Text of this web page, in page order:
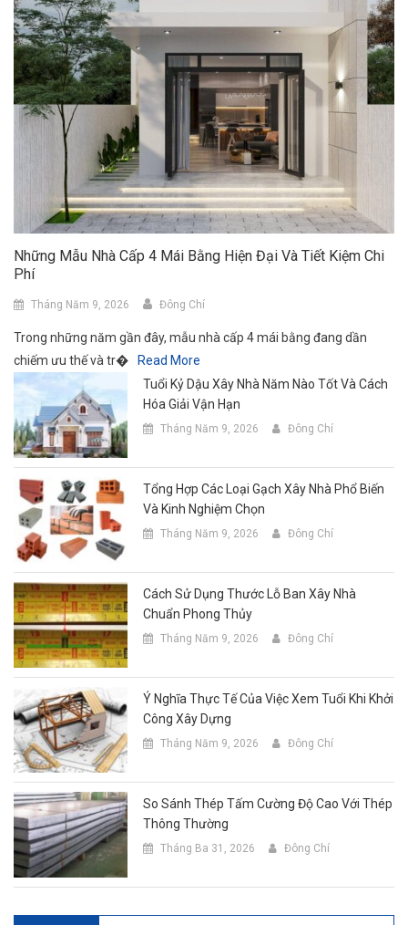
Những Mẫu Nhà Cấp 4 Mái Bằng Hiện Đại Và Tiết Kiệm Chi
Phí
Tháng Năm 9, 2026 Đông Chí
Trong những năm gần đây, mẫu nhà cấp 4 mái bằng đang dần
chiếm ưu thế và tr�
Read More
Tuổi Kỷ Dậu Xây Nhà Năm Nào Tốt Và Cách
Hóa Giải Vận Hạn
Tháng Năm 9, 2026 Đông Chí
Tổng Hợp Các Loại Gạch Xây Nhà Phổ Biến
Và Kinh Nghiệm Chọn
Tháng Năm 9, 2026 Đông Chí
Cách Sử Dụng Thước Lỗ Ban Xây Nhà
Chuẩn Phong Thủy
Tháng Năm 9, 2026 Đông Chí
Ý Nghĩa Thực Tế Của Việc Xem Tuổi Khi Khởi
Công Xây Dựng
Tháng Năm 9, 2026 Đông Chí
So Sánh Thép Tấm Cường Độ Cao Với Thép
Thông Thường
Tháng Ba 31, 2026 Đông Chí